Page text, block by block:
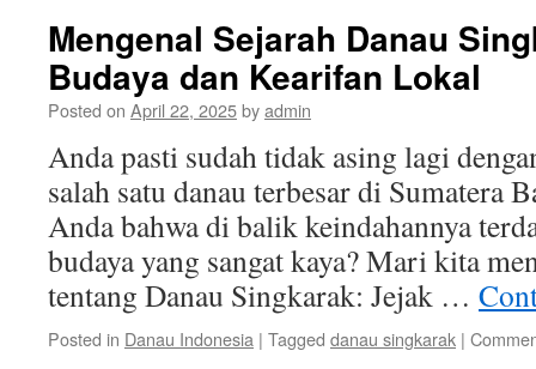
Mengenal Sejarah Danau
Budaya dan Kearifan Lokal
Posted on April 22, 2025byadmin
Anda pasti sudah tidak asing lagi
salah satu danau terbesar di Sumatera
Anda bahwa di balik keindahannya
budaya yang sangat kaya? Mari kita
tentang Danau Singkarak: Jejak …
Posted in Danau Indonesia | Tagged danau singkarak |